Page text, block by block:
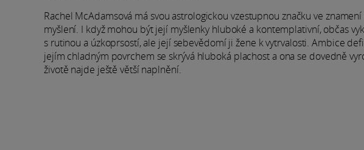
Rachel McAdamsová má svou astrologickou vzestupnou značku ve
myšlení. I když mohou být její myšlenky hluboké a kontemplativní, občas
s rutinou a úzkoprsostí, ale její sebevědomí ji žene k vytrvalosti. Ambice
jejím chladným povrchem se skrývá hluboká plachost a ona se dovedně
životě najde ještě větší naplnění.